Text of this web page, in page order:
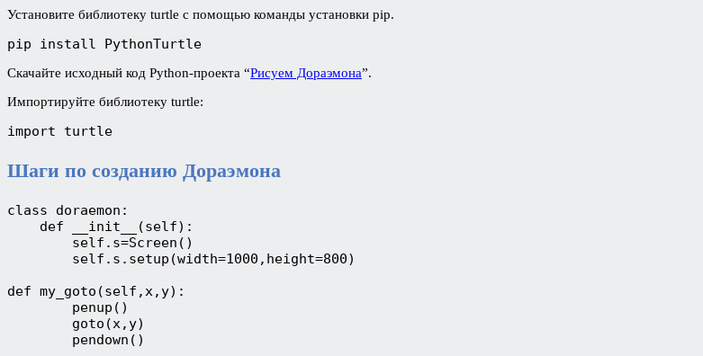
Установите библиотеку turtle с помощью команды установки pip.
pip install PythonTurtle
Скачайте исходный код Python-проекта “Рисуем Дораэмона”.
Импортируйте библиотеку turtle:
import turtle
Шаги по созданию Дораэмона
class doraemon:
    def __init__(self):
        self.s=Screen()
        self.s.setup(width=1000,height=800)
def my_goto(self,x,y):
        penup()
        goto(x,y)
        pendown()